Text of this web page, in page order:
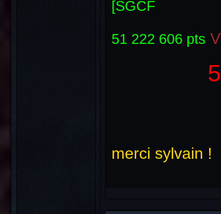
[SGCF
51 222 606 pts
53
merci sylvain !